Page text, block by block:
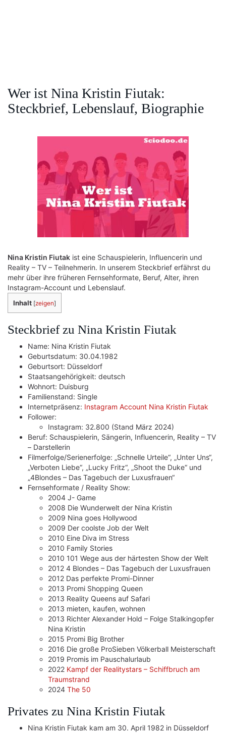
Wer ist Nina Kristin Fiutak:
Steckbrief, Lebenslauf, Biographie
Nina Kristin Fiutak ist eine Schauspielerin, Influencerin und
Reality – TV – Teilnehmerin. In unserem Steckbrief erfährst du
mehr über ihre früheren Fernsehformate, Beruf, Alter, ihren
Instagram-Account und Lebenslauf.
Inhalt [zeigen]
Steckbrief zu Nina Kristin Fiutak
Name: Nina Kristin Fiutak
Geburtsdatum: 30.04.1982
Geburtsort: Düsseldorf
Staatsangehörigkeit: deutsch
Wohnort: Duisburg
Familienstand: Single
Internetpräsenz: Instagram Account Nina Kristin Fiutak
Follower:
Instagram: 32.800 (Stand März 2024)
Beruf: Schauspielerin, Sängerin, Influencerin, Reality – TV
– Darstellerin
Filmerfolge/Serienerfolge: „Schnelle Urteile“, „Unter Uns“,
„Verboten Liebe“, „Lucky Fritz“, „Shoot the Duke“ und
„4Blondes – Das Tagebuch der Luxusfrauen“
Fernsehformate / Reality Show:
2004 J- Game
2008 Die Wunderwelt der Nina Kristin
2009 Nina goes Hollywood
2009 Der coolste Job der Welt
2010 Eine Diva im Stress
2010 Family Stories
2010 101 Wege aus der härtesten Show der Welt
2012 4 Blondes – Das Tagebuch der Luxusfrauen
2012 Das perfekte Promi-Dinner
2013 Promi Shopping Queen
2013 Reality Queens auf Safari
2013 mieten, kaufen, wohnen
2013 Richter Alexander Hold – Folge Stalkingopfer
Nina Kristin
2015 Promi Big Brother
2016 Die große ProSieben Völkerball Meisterschaft
2019 Promis im Pauschalurlaub
2022 Kampf der Realitystars – Schiffbruch am
Traumstrand
2024 The 50
Privates zu Nina Kristin Fiutak
Nina Kristin Fiutak kam am 30. April 1982 in Düsseldorf